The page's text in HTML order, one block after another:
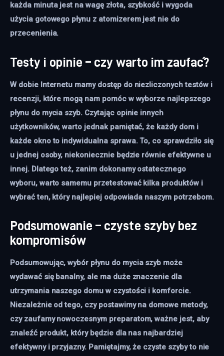
każda minuta jest na wagę złota, szybkość i wygoda
użycia gotowego płynu z atomizerem jest nie do
przecenienia.
Testy i opinie – czy warto im zaufać?
W dobie Internetu mamy dostęp do niezliczonych testów i
recenzji, które mogą nam pomóc w wyborze najlepszego
płynu do mycia szyb. Czytając opinie innych
użytkowników, warto jednak pamiętać, że każdy dom i
każde okno to indywidualna sprawa. To, co sprawdziło się
u jednej osoby, niekoniecznie będzie równie efektywne u
innej. Dlatego też, zanim dokonamy ostatecznego
wyboru, warto samemu przetestować kilka produktów i
wybrać ten, który najlepiej odpowiada naszym potrzebom.
Podsumowanie – czyste szyby bez
kompromisów
Podsumowując, wybór płynu do mycia szyb może
wydawać się banalny, ale ma duże znaczenie dla
utrzymania naszego domu w czystości i komforcie.
Niezależnie od tego, czy postawimy na domowe metody,
czy zaufamy nowoczesnym preparatom, ważne jest, aby
znaleźć produkt, który będzie dla nas najbardziej
efektywny i przyjazny. Pamiętajmy, że czyste szyby to nie